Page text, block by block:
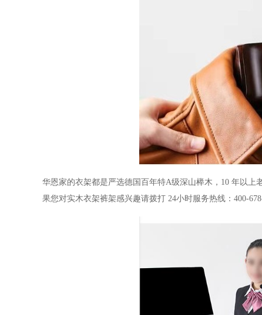
华恩家的衣架都是严选德国百年特A级深山榉木， 10 年以上
果您对实木衣架裤架感兴趣请拨打 24小时服务热线： 400-